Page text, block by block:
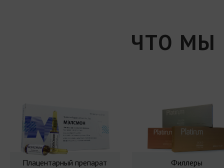
ЧТО МЫ
Плацентарный препарат
Филлеры